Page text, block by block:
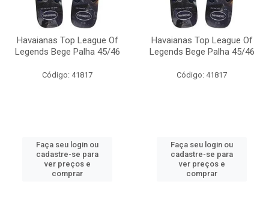
Havaianas Top League Of
Legends Bege Palha 45/46
Código: 41817
Faça seu login ou
cadastre-se para
ver preços e
comprar
Havaianas Top League Of
Legends Bege Palha 45/46
Código: 41817
Faça seu login ou
cadastre-se para
ver preços e
comprar